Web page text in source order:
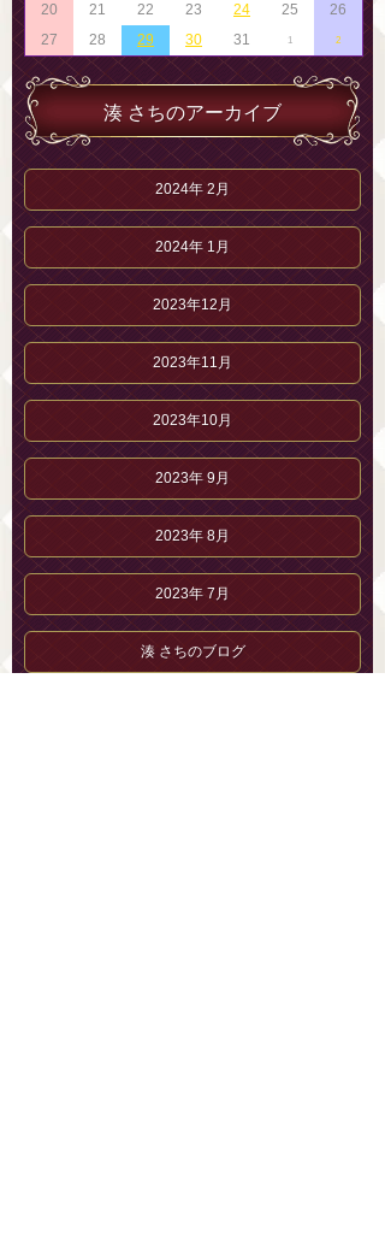
20
21 22 23 24 25
26
27
28 29 30 31 1 2
湊 さちのアーカイブ
2024年 2月
2024年 1月
2023年12月
2023年11月
2023年10月
2023年 9月
2023年 8月
2023年 7月
湊 さちのブログ